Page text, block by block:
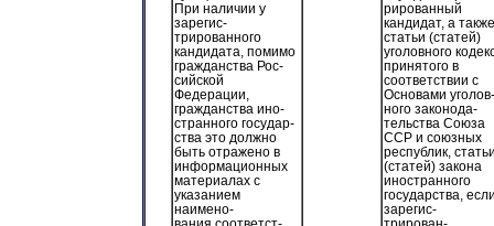
При наличии у
зарегис-
трированного
кандидата, помимо
гражданства Рос-
сийской
Федерации,
гражданства ино-
странного государ-
ства это должно
быть отражено в
информационных
материалах с
указанием
наимено-
рированный
кандидат, а также
статьи (статей)
уголовного
принятого в
соответствии с
Основами уголов-
ного законода-
тельства Союза
ССР и союзных
республик,
(статей) закона
иностранного
государства,
зарегис-